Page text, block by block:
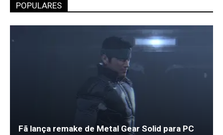
POPULARES
Fã lança remake de Metal Gear Solid para PC